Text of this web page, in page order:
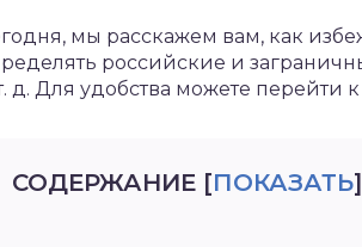
мы расскажем вам, как
российские и
д. Для удобства можете перейти
СОДЕРЖАНИЕ [ПОКАЗАТЬ]